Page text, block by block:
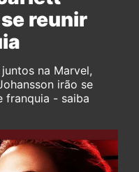
reunir
na Marvel,
irão se
franquia - saiba